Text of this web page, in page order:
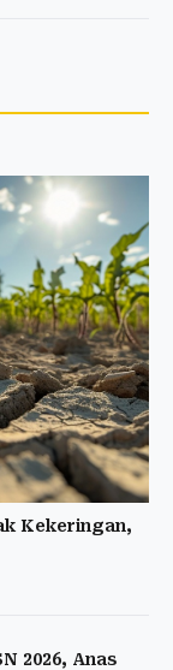
Kekeringan,
2026, Anas